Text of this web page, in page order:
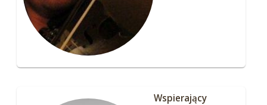
Wspierający